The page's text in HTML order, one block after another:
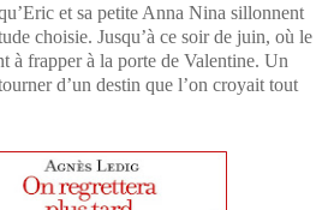
et sa petite Anna Nina sillonnent
choisie. Jusqu’à ce soir de juin, où le
à frapper à la porte de Valentine. Un
d’un destin que l’on croyait tout